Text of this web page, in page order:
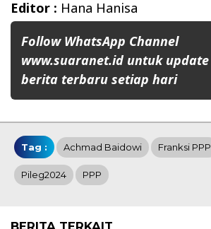
Editor : Hana Hanisa
Follow WhatsApp Channel
www.suaranet.id untuk update
berita terbaru setiap hari
Tag : Achmad Baidowi Franksi PPP
Pileg2024 PPP
BERITA TERKAIT